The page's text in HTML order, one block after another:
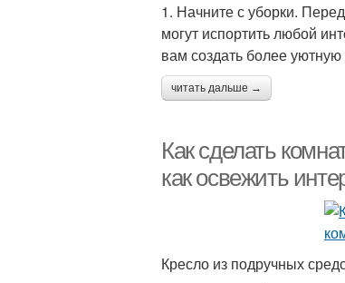
1. Начните с уборки.
могут испортить любой
вам создать более
читать дальше →
Как сделать
как освежить
Кресло из подручных